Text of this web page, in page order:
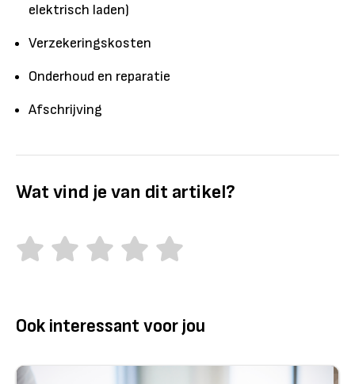
elektrisch laden)
Verzekeringskosten
Onderhoud en reparatie
Afschrijving
Wat vind je van dit artikel?
Ook interessant voor jou